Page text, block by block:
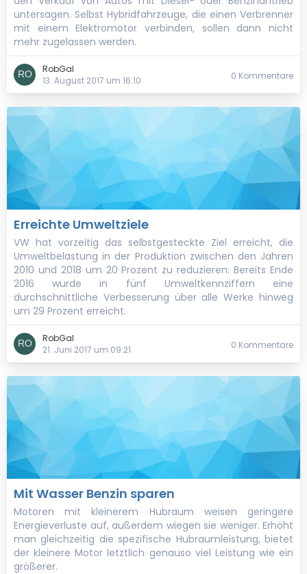
untersagen. Selbst Hybridfahrzeuge, die einen Verbrenner
mit einem Elektromotor verbinden, sollen dann nicht
mehr zugelassen werden.
RobGal
13. August 2017 um 16:10
0 Kommentare
Erreichte Umweltziele
VW hat vorzeitig das selbstgesteckte Ziel erreicht, die
Umweltbelastung in der Produktion zwischen den Jahren
2010 und 2018 um 20 Prozent zu reduzieren: Bereits Ende
2016 wurde in fünf Umweltkennziffern eine
durchschnittliche Verbesserung über alle Werke hinweg
um 29 Prozent erreicht.
RobGal
21. Juni 2017 um 09:21
0 Kommentare
Mit Wasser Benzin sparen
Motoren mit kleinerem Hubraum weisen geringere
Energieverluste auf, außerdem wiegen sie weniger. Erhöht
man gleichzeitig die spezifische Hubraumleistung, bietet
der kleinere Motor letztlich genauso viel Leistung wie ein
größerer.